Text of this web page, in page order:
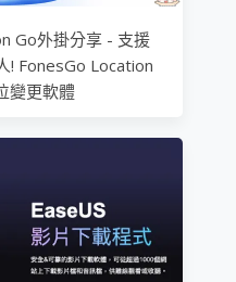
Go外掛分享 - 支援
! FonesGo Location
變更軟體